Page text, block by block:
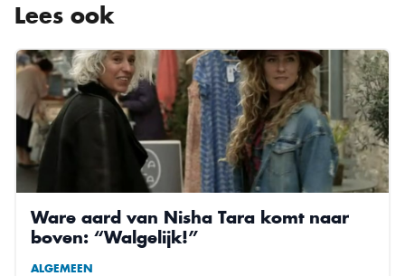
Lees ook
Ware aard van Nisha Tara komt naar
boven: “Walgelijk!”
ALGEMEEN